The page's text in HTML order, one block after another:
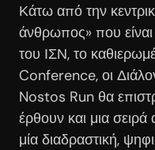
Κάτω από την
άνθρωπος» που είναι
του ΙΣΝ, το
Conference, οι
Nostos Run θα
έρθουν και μια
μία διαδραστική,